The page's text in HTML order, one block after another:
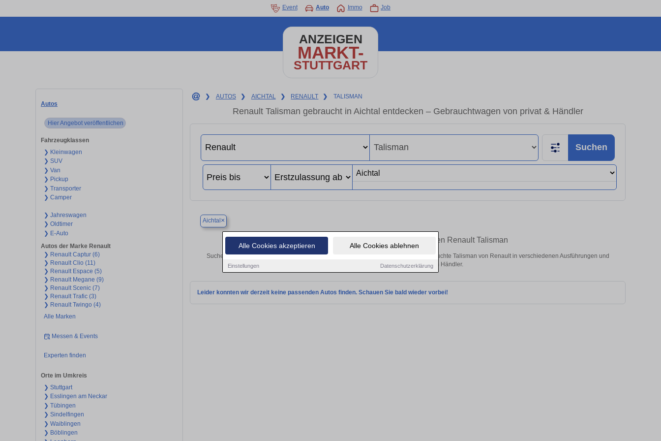
Alle Cookies akzeptieren Alle Cookies ablehnen
Einstellungen Datenschutzerklärung
Event Auto Immo Job
ANZEIGEN
MARKT-
STUTTGART
Autos
Hier Angebot veröffentlichen
Fahrzeugklassen
❯ Kleinwagen
❯ SUV
❯ Van
❯ Pickup
❯ Transporter
❯ Camper
❯ Jahreswagen
❯ Oldtimer
❯ E-Auto
Autos der Marke Renault
❯ Renault Captur (6)
❯ Renault Clio (11)
❯ Renault Espace (5)
❯ Renault Megane (9)
❯ Renault Scenic (7)
❯ Renault Trafic (3)
❯ Renault Twingo (4)
Alle Marken
Messen & Events
Experten finden
Orte im Umkreis
❯ Stuttgart
❯ Esslingen am Neckar
❯ Tübingen
❯ Sindelfingen
❯ Waiblingen
❯ Böblingen
❯ AUTOS ❯ AICHTAL ❯ RENAULT ❯ TALISMAN
Renault Talisman gebraucht in Aichtal entdecken – Gebrauchtwagen von privat & Händler
Suchen
Aichtal ×
Finden Sie in Aichtal Ihren gebrauchten Renault Talisman
Suchen Sie in Aichtal einen Renault Talisman Gebrauchtwagen? Entdecken Sie gebrauchte Talisman von Renault in verschiedenen Ausführungen und
Preisklassen von privat und vom Händler.
Leider konnten wir derzeit keine passenden Autos finden. Schauen Sie bald wieder vorbei!